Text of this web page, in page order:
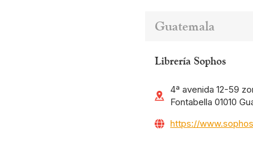
Guatemala
Librería Sophos
4ª avenida 12-59
Fontabella 01010
https://